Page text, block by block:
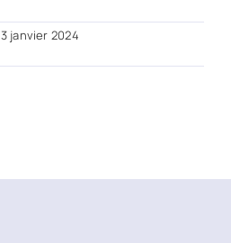
3 janvier 2024